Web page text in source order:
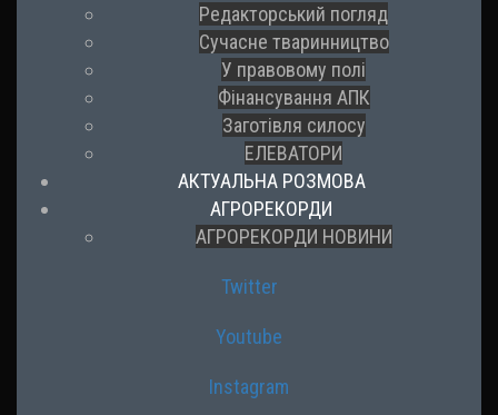
Редакторський погляд
Сучасне тваринництво
У правовому полі
Фінансування АПК
Заготівля силосу
ЕЛЕВАТОРИ
АКТУАЛЬНА РОЗМОВА
АГРОРЕКОРДИ
АГРОРЕКОРДИ НОВИНИ
Twitter
Youtube
Instagram